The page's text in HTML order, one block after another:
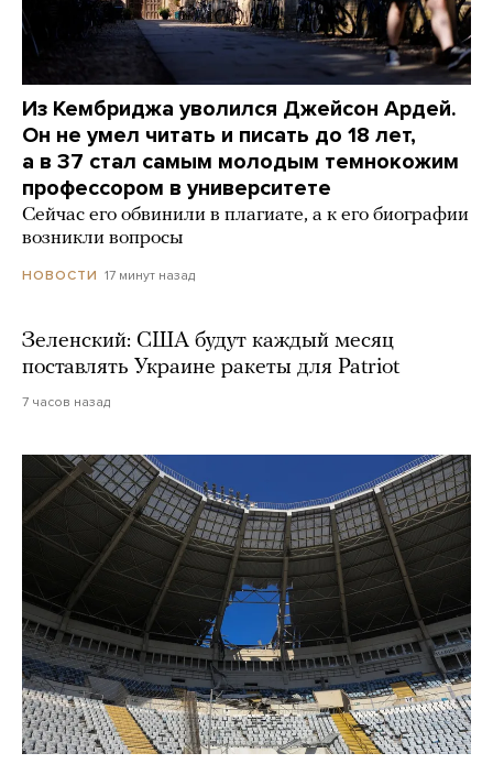
Из Кембриджа уволился Джейсон Ардей.
Он не умел читать и писать до 18 лет,
а в 37 стал самым молодым темнокожим
профессором в университете
Сейчас его обвинили в плагиате, а к его биографии
возникли вопросы
НОВОСТИ 17 минут назад
Зеленский: США будут каждый месяц
поставлять Украине ракеты для Patriot
7 часов назад